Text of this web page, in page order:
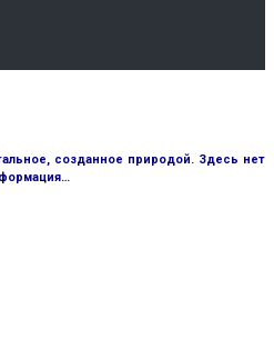
созданное природой. Здесь нет